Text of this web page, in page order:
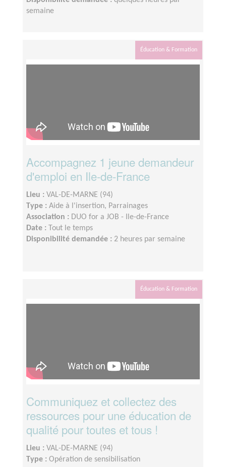
semaine
Éducation & Formation
Accompagnez 1 jeune demandeur
d'emploi en Ile-de-France
Lieu : VAL-DE-MARNE (94)
Type : Aide à l'insertion, Parrainages
Association : DUO for a JOB - Ile-de-France
Date :
Tout le temps
Disponibilité demandée : 2 heures par semaine
Éducation & Formation
Communiquez et collectez des
ressources pour une éducation de
qualité pour toutes et tous !
Lieu : VAL-DE-MARNE (94)
Type : Opération de sensibilisation